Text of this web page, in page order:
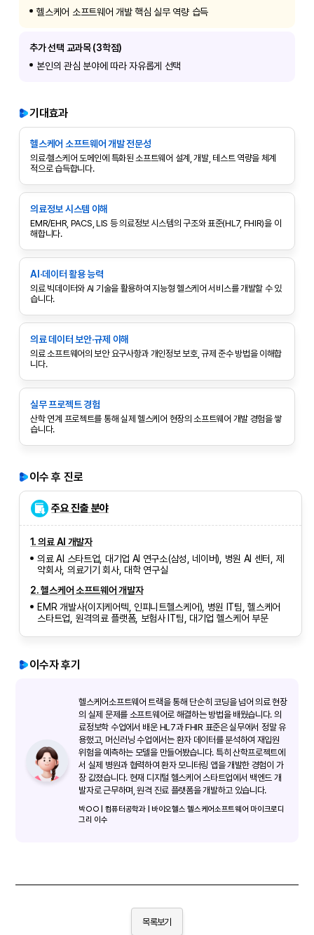
헬스케어 소프트웨어 개발 핵심 실무 역량 습득
추가 선택 교과목 (3학점)
본인의 관심 분야에 따라 자유롭게 선택
기대효과
헬스케어 소프트웨어 개발 전문성
의료·헬스케어 도메인에 특화된 소프트웨어 설계, 개발, 테스트 역량을 체계
적으로 습득합니다.
의료정보 시스템 이해
EMR/EHR, PACS, LIS 등 의료정보 시스템의 구조와 표준(HL7, FHIR)을 이
해합니다.
AI·데이터 활용 능력
의료 빅데이터와 AI 기술을 활용하여 지능형 헬스케어 서비스를 개발할 수 있
습니다.
의료 데이터 보안·규제 이해
의료 소프트웨어의 보안 요구사항과 개인정보 보호, 규제 준수 방법을 이해합
니다.
실무 프로젝트 경험
산학 연계 프로젝트를 통해 실제 헬스케어 현장의 소프트웨어 개발 경험을 쌓
습니다.
이수 후 진로
주요 진출 분야
1. 의료 AI 개발자
의료 AI 스타트업, 대기업 AI 연구소(삼성, 네이버), 병원 AI 센터, 제
약회사, 의료기기 회사, 대학 연구실
2. 헬스케어 소프트웨어 개발자
EMR 개발사(이지케어텍, 인피니트헬스케어), 병원 IT팀, 헬스케어
스타트업, 원격의료 플랫폼, 보험사 IT팀, 대기업 헬스케어 부문
이수자 후기
헬스케어소프트웨어 트랙을 통해 단순히 코딩을 넘어 의료 현장
의 실제 문제를 소프트웨어로 해결하는 방법을 배웠습니다. 의
료정보학 수업에서 배운 HL7과 FHIR 표준은 실무에서 정말 유
용했고, 머신러닝 수업에서는 환자 데이터를 분석하여 재입원
위험을 예측하는 모델을 만들어봤습니다. 특히 산학프로젝트에
서 실제 병원과 협력하여 환자 모니터링 앱을 개발한 경험이 가
장 값졌습니다. 현재 디지털 헬스케어 스타트업에서 백엔드 개
발자로 근무하며, 원격 진료 플랫폼을 개발하고 있습니다.
박○○ | 컴퓨터공학과 | 바이오헬스 헬스케어소프트웨어 마이크로디
그리 이수
목록보기